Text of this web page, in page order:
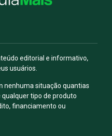
editorial e informativo,
usuários.
nenhuma situação quantias
tipo de produto
financiamento ou